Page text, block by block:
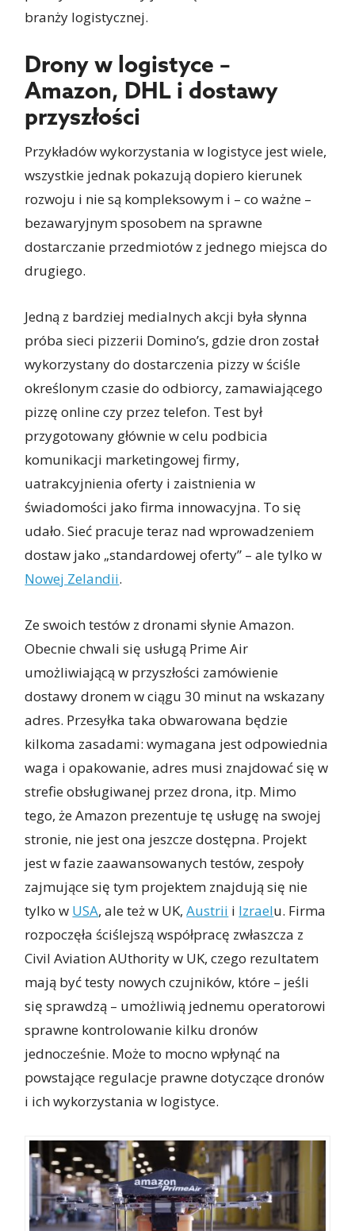
branży logistycznej.
Drony w logistyce –
Amazon, DHL i dostawy
przyszłości
Przykładów wykorzystania w logistyce jest wiele,
wszystkie jednak pokazują dopiero kierunek
rozwoju i nie są kompleksowym i – co ważne –
bezawaryjnym sposobem na sprawne
dostarczanie przedmiotów z jednego miejsca do
drugiego.
Jedną z bardziej medialnych akcji była słynna
próba sieci pizzerii Domino’s, gdzie dron został
wykorzystany do dostarczenia pizzy w ściśle
określonym czasie do odbiorcy, zamawiającego
pizzę online czy przez telefon. Test był
przygotowany głównie w celu podbicia
komunikacji marketingowej firmy,
uatrakcyjnienia oferty i zaistnienia w
świadomości jako firma innowacyjna. To się
udało. Sieć pracuje teraz nad wprowadzeniem
dostaw jako „standardowej oferty” – ale tylko w
Nowej Zelandii.
Ze swoich testów z dronami słynie Amazon.
Obecnie chwali się usługą Prime Air
umożliwiającą w przyszłości zamówienie
dostawy dronem w ciągu 30 minut na wskazany
adres. Przesyłka taka obwarowana będzie
kilkoma zasadami: wymagana jest odpowiednia
waga i opakowanie, adres musi znajdować się w
strefie obsługiwanej przez drona, itp. Mimo
tego, że Amazon prezentuje tę usługę na swojej
stronie, nie jest ona jeszcze dostępna. Projekt
jest w fazie zaawansowanych testów, zespoły
zajmujące się tym projektem znajdują się nie
tylko w USA, ale też w UK,Austrii i Izraelu. Firma
rozpoczęła ściślejszą współpracę zwłaszcza z
Civil Aviation AUthority w UK, czego rezultatem
mają być testy nowych czujników, które – jeśli
się sprawdzą – umożliwią jednemu operatorowi
sprawne kontrolowanie kilku dronów
jednocześnie. Może to mocno wpłynąć na
powstające regulacje prawne dotyczące dronów
i ich wykorzystania w logistyce.